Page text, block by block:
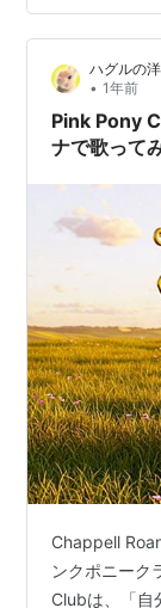
ハグルの
• 1年前
Pink Pony
ナで歌って
Chappell
ンクポニーク
Clubは、「自